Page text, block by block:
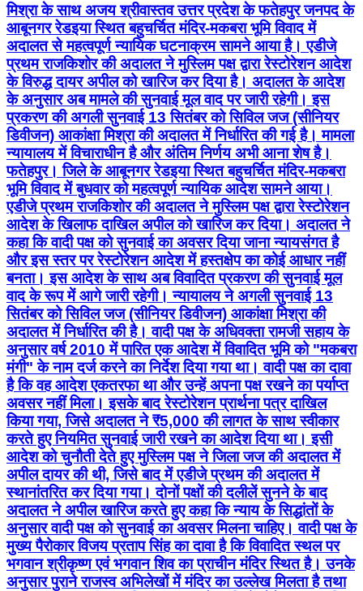
मिश्रा के साथ अजय श्रीवास्तव उत्तर प्रदेश के फतेहपुर जनपद के
आबूनगर रेडइया स्थित बहुचर्चित मंदिर-मकबरा भूमि विवाद में
अदालत से महत्वपूर्ण न्यायिक घटनाक्रम सामने आया है। एडीजे
प्रथम राजकिशोर की अदालत ने मुस्लिम पक्ष द्वारा रेस्टोरेशन आदेश
के विरुद्ध दायर अपील को खारिज कर दिया है। अदालत के आदेश
के अनुसार अब मामले की सुनवाई मूल वाद पर जारी रहेगी। इस
प्रकरण की अगली सुनवाई 13 सितंबर को सिविल जज (सीनियर
डिवीजन) आकांक्षा मिश्रा की अदालत में निर्धारित की गई है। मामला
न्यायालय में विचाराधीन है और अंतिम निर्णय अभी आना शेष है।
फतेहपुर। जिले के आबूनगर रेडइया स्थित बहुचर्चित मंदिर-मकबरा
भूमि विवाद में बुधवार को महत्वपूर्ण न्यायिक आदेश सामने आया।
एडीजे प्रथम राजकिशोर की अदालत ने मुस्लिम पक्ष द्वारा रेस्टोरेशन
आदेश के खिलाफ दाखिल अपील को खारिज कर दिया। अदालत ने
कहा कि वादी पक्ष को सुनवाई का अवसर दिया जाना न्यायसंगत है
और इस स्तर पर रेस्टोरेशन आदेश में हस्तक्षेप का कोई आधार नहीं
बनता। इस आदेश के साथ अब विवादित प्रकरण की सुनवाई मूल
वाद के रूप में आगे जारी रहेगी। न्यायालय ने अगली सुनवाई 13
सितंबर को सिविल जज (सीनियर डिवीजन) आकांक्षा मिश्रा की
अदालत में निर्धारित की है। वादी पक्ष के अधिवक्ता रामजी सहाय के
अनुसार वर्ष 2010 में पारित एक आदेश में विवादित भूमि को "मकबरा
मंगी" के नाम दर्ज करने का निर्देश दिया गया था। वादी पक्ष का दावा
है कि वह आदेश एकतरफा था और उन्हें अपना पक्ष रखने का पर्याप्त
अवसर नहीं मिला। इसके बाद रेस्टोरेशन प्रार्थना पत्र दाखिल
किया गया, जिसे अदालत ने ₹5,000 की लागत के साथ स्वीकार
करते हुए नियमित सुनवाई जारी रखने का आदेश दिया था। इसी
आदेश को चुनौती देते हुए मुस्लिम पक्ष ने जिला जज की अदालत में
अपील दायर की थी, जिसे बाद में एडीजे प्रथम की अदालत में
स्थानांतरित कर दिया गया। दोनों पक्षों की दलीलें सुनने के बाद
अदालत ने अपील खारिज करते हुए कहा कि न्याय के सिद्धांतों के
अनुसार वादी पक्ष को सुनवाई का अवसर मिलना चाहिए। वादी पक्ष के
मुख्य पैरोकार विजय प्रताप सिंह का दावा है कि विवादित स्थल पर
भगवान श्रीकृष्ण एवं भगवान शिव का प्राचीन मंदिर स्थित है। उनके
अनुसार पुराने राजस्व अभिलेखों में मंदिर का उल्लेख मिलता है तथा